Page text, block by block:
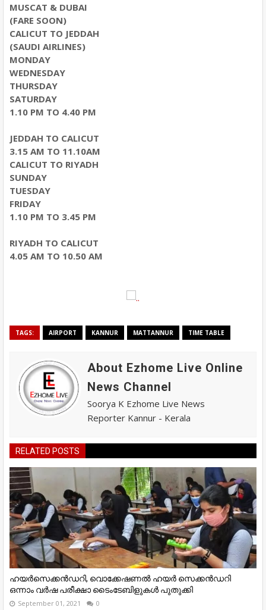
MUSCAT & DUBAI
(FARE SOON)
CALICUT TO JEDDAH
(SAUDI AIRLINES)
MONDAY
WEDNESDAY
THURSDAY
SATURDAY
1.10 PM TO 4.40 PM
JEDDAH TO CALICUT
3.15 AM TO 11.10AM
CALICUT TO RIYADH
SUNDAY
TUESDAY
FRIDAY
1.10 PM TO 3.45 PM
RIYADH TO CALICUT
4.05 AM TO 10.50 AM
TAGS: AIRPORT KANNUR MATTANNUR TIME TABLE
About Ezhome Live Online
News Channel
Soorya K Ezhome Live News
Reporter Kannur - Kerala
RELATED POSTS
ഹയര്‍സെക്കന്‍ഡറി, വൊക്കേഷണല്‍ ഹയര്‍ സെക്കന്‍ഡറി
ഒന്നാം വര്‍ഷ പരീക്ഷാ ടൈംടേബിളുകള്‍ പുതുക്കി
September 01, 2021 0